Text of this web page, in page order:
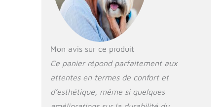
ce label de qualité sont exempts
de substances nocives. FACILE
D'ENTRETIEN - Les deux côtés et
le fond du couchage chien sont
équipés de fermetures éclair qui
la garniture. La housse peut être
lavée dans une machine à laver à
40°C. Le fond et les côtés sont
remplis de granulés de silicone
Mon avis sur ce produit
Ce panier répond parfaitement aux
attentes en termes de confort et
d’esthétique, même si quelques